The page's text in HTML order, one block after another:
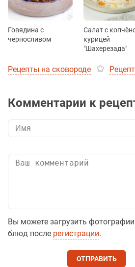
Говядина с
черносливом
Салат с
курицей
"Шахерезада"
Рецепты на сковороде
Комментарии к
Вы можете загрузить
блюд после регистрации.
ОТПРАВИТЬ